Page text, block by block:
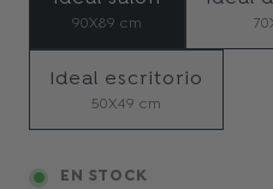
Ideal escritorio
50X49 cm
90X89 cm
EN STOCK